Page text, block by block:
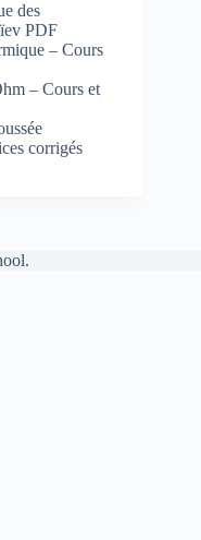
des
PDF
– Cours
– Cours et
corrigés